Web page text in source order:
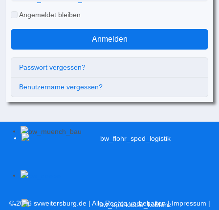
Angemeldet bleiben
Anmelden
Passwort vergessen?
Benutzername vergessen?
© 2026 svweitersburg.de| Alle Rechte vorbehalten |Impressum |